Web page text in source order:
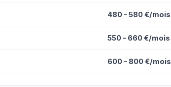
480 – 580 €/mois
550 – 660 €/mois
600 – 800 €/mois